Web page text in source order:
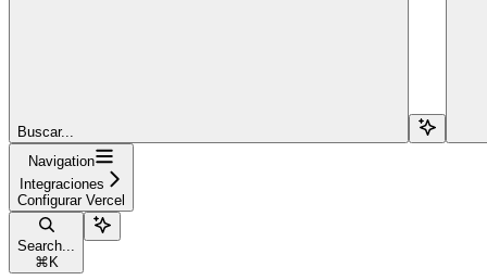
Buscar...
Navigation
Integraciones
Configurar Vercel
Search...
⌘ K